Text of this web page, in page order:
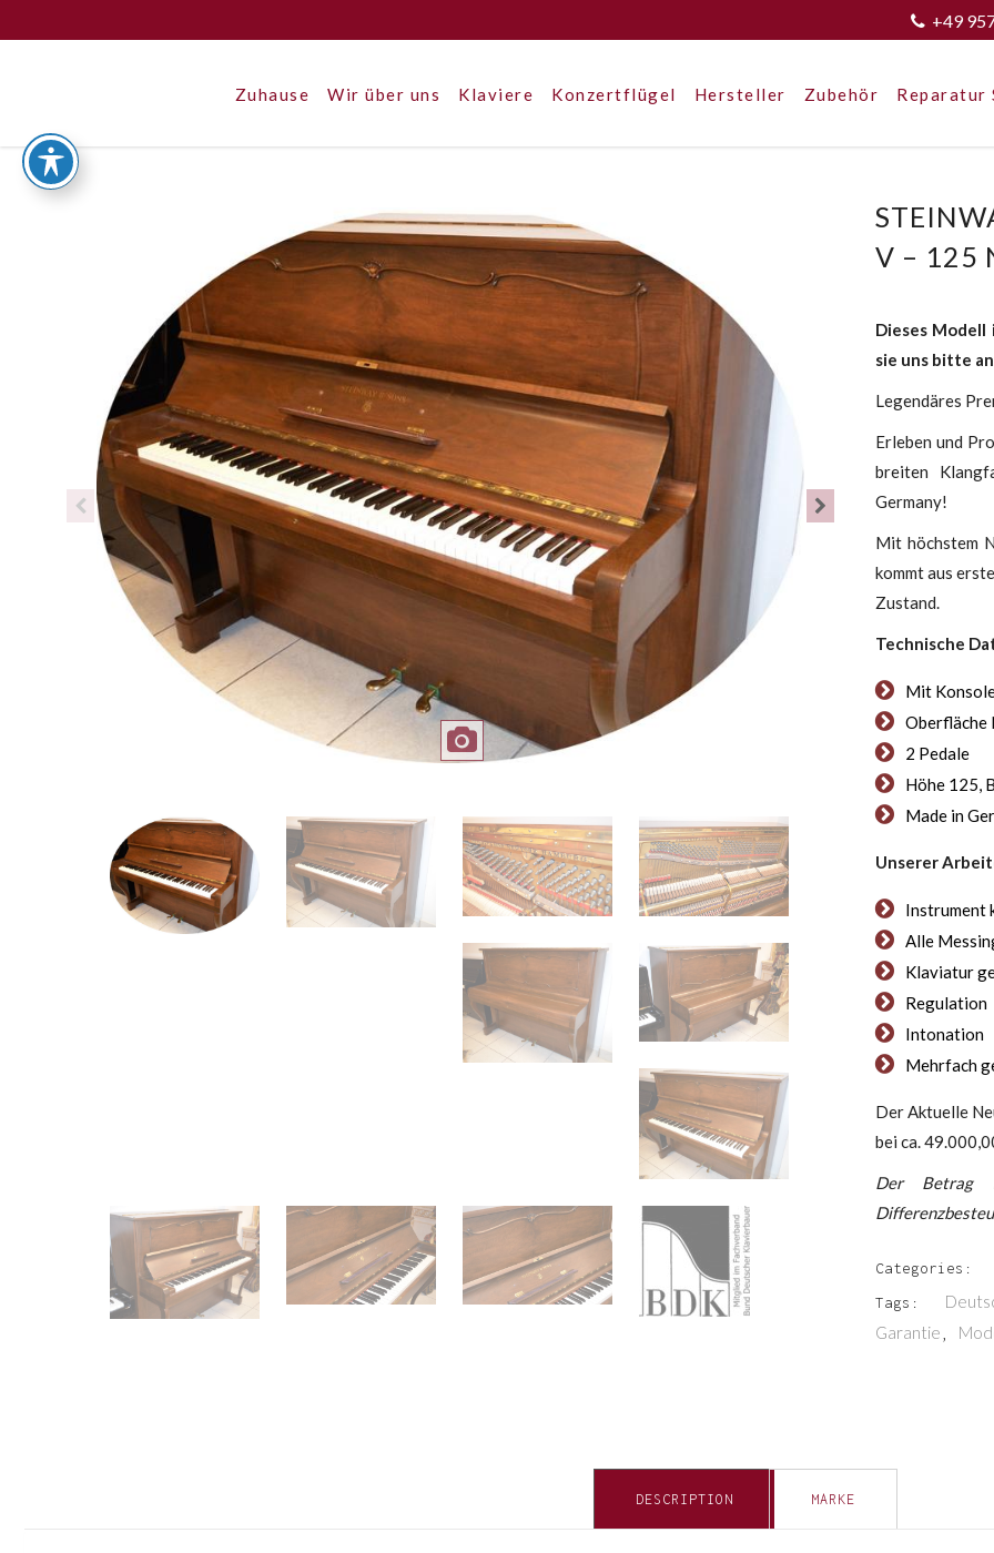
+49
Zuhause Wir über uns Klaviere Konzertflügel Hersteller Zubehör Reparatur
V – 125
Dieses
sie uns bitte
Legendäres
Erleben und
breiten
Germany!
Mit höchstem
kommt aus
Zustand.
Technische
Mit
Oberfläche
2 Pedale
Höhe 125,
Made in
Unserer
Instrument
Alle
Klaviatur
Regulation
Intonation
Mehrfach
Der Aktuelle
bei ca.
Der Betrag
Categories:
Tags:
Garantie
DESCRIPTION MARKE